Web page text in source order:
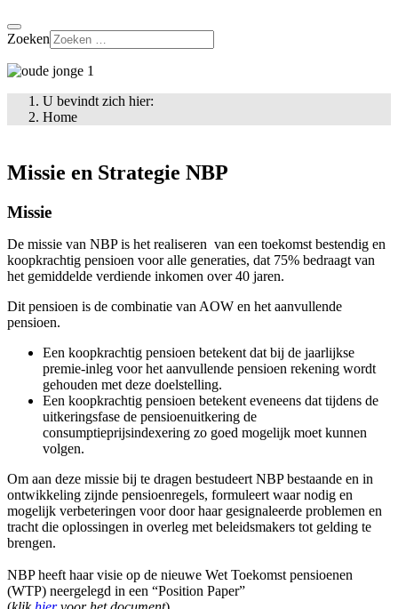
Zoeken
U bevindt zich hier:
Home
Missie en Strategie NBP
Missie
De missie van NBP is het realiseren van een toekomst bestendig en
koopkrachtig pensioen voor alle generaties, dat 75% bedraagt van
het gemiddelde verdiende inkomen over 40 jaren.
Dit pensioen is de combinatie van AOW en het aanvullende
pensioen.
Een koopkrachtig pensioen betekent dat bij de jaarlijkse
premie-inleg voor het aanvullende pensioen rekening wordt
gehouden met deze doelstelling.
Een koopkrachtig pensioen betekent eveneens dat tijdens de
uitkeringsfase de pensioenuitkering de
consumptieprijsindexering zo goed mogelijk moet kunnen
volgen.
Om aan deze missie bij te dragen bestudeert NBP bestaande en in
ontwikkeling zijnde pensioenregels, formuleert waar nodig en
mogelijk verbeteringen voor door haar gesignaleerde problemen en
tracht die oplossingen in overleg met beleidsmakers tot gelding te
brengen.
NBP heeft haar visie op de nieuwe Wet Toekomst pensioenen
(WTP) neergelegd in een “Position Paper”